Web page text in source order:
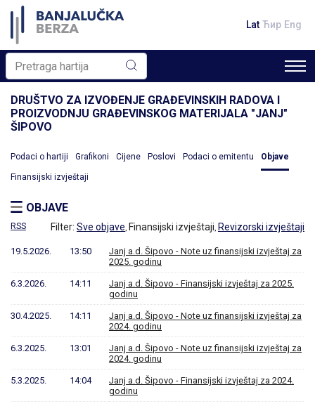
Lat Ћир Eng
DRUŠTVO ZA IZVOĐENJE GRAĐEVINSKIH RADOVA I
PROIZVODNJU GRAĐEVINSKOG MATERIJALA "JANJ"
ŠIPOVO
Podaci o hartiji Grafikoni Cijene Poslovi Podaci o emitentu Objave
Finansijski izvještaji
OBJAVE
RSS Filter: Sve objave, Finansijski izvještaji, Revizorski izvještaji
19.5.2026. 13:50
Janj a.d. Šipovo - Note uz finansijski izvještaj za
2025. godinu
6.3.2026. 14:11
Janj a.d. Šipovo - Finansijski izvještaj za 2025.
godinu
30.4.2025. 14:11
Janj a.d. Šipovo - Note uz finansijski izvještaj za
2024. godinu
6.3.2025. 13:01
Janj a.d. Šipovo - Note uz finansijski izvještaj za
2024. godinu
5.3.2025. 14:04
Janj a.d. Šipovo - Finansijski izvještaj za 2024.
godinu